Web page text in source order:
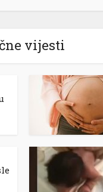
vijesti